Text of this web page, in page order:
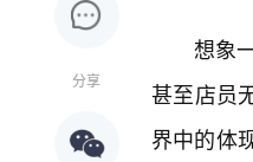
分享
想象
甚至店员
界中的体